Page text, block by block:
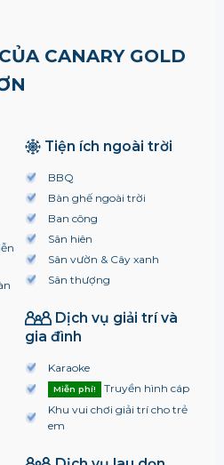
CANARY GOLD
Tiện ích ngoài trời
BBQ
Bàn ghế ngoài trời
Ban công
Sân hiên
Sân vườn & Cây xanh
Sân thượng
Dịch vụ giải trí và
gia đình
Karaoke
Miễn phí!
Truyền hình cáp
Khu vui chơi giải trí cho trẻ
em